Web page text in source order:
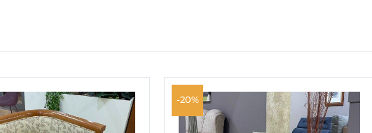
precio
actual
es:
-20%
original
era:
precio
actual
es: